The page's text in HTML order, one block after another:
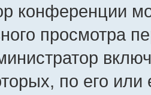
конференции
просмотра
по его